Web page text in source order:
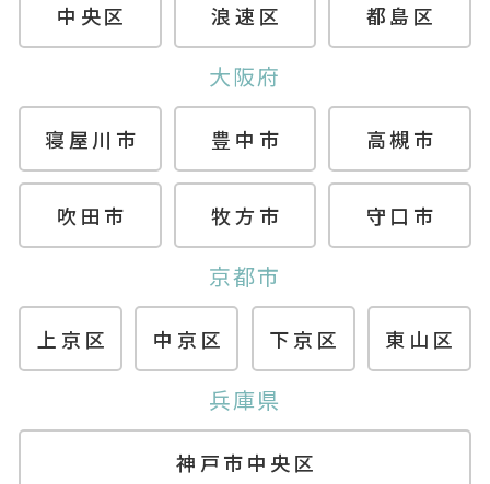
中央区 浪速区 都島区
大阪府
寝屋川市 豊中市 高槻市
吹田市 牧方市 守口市
京都市
上京区 中京区 下京区 東山区
兵庫県
神戸市中央区